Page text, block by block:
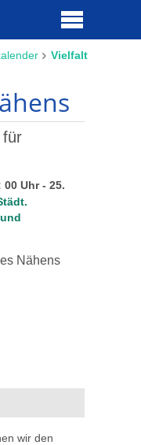
Vielfalt
für
00 Uhr - 25.
wir den